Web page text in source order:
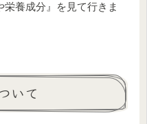
養成分』を見て行きま
いて